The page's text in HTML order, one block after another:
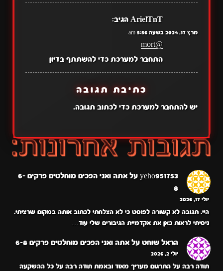
ArielTnT הגיב:
מרץ 17, 2024 בשעה 5:56 am
@mort
התחבר למערכת כדי להשתתף בדיון
כתיבת תגובה
יש להתחבר למערכתכדי לכתוב תגובה.
yeho951753 על
אתה ואני הפכים מוחלטים פרקים 6-
8
יולי 17, 2026
היי. תגובה לא קשורה לפוסט כי לא הצלחתי לכתוב אותה במקום שרציתי.
ניסיתי לראות כאן את אקדמיית הגיבורים שלי עוד…
הראל שוחט על אתה ואני הפכים מוחלטים פרקים 6-8
יולי 2, 2026
תודה רבה על התרגום מעריך מאוד ובאמת תודה רבה על כל ההשקעה